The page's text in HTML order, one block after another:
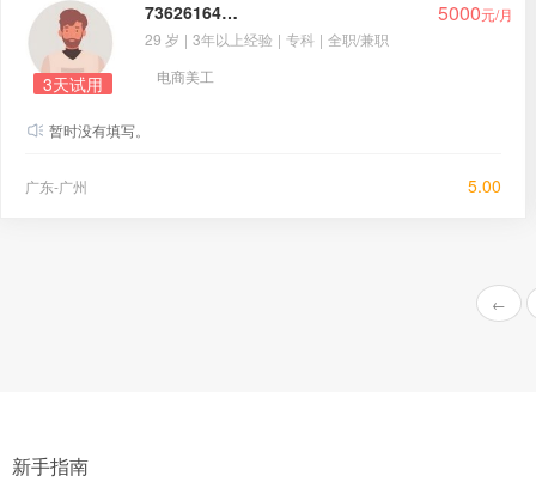
3天试用
736261644@qq.com 5000元/月
29 岁 | 3年以上经验 | 专科 | 全职/兼职
电商美工
暂时没有填写。
广东-广州 5.00
←
新手指南